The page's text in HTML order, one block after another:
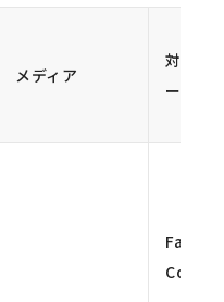
メディア
対応モ
ード
Fast 4
Color